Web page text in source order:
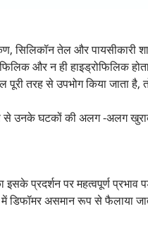
सिलिकॉन तेल और पायसीकारी
और न ही हाइड्रोफिलिक
पूरी तरह से उपभोग किया जाता है,
घटकों की अलग -अलग खुराक
प्रदर्शन पर महत्वपूर्ण
असमान रूप से फैलाया